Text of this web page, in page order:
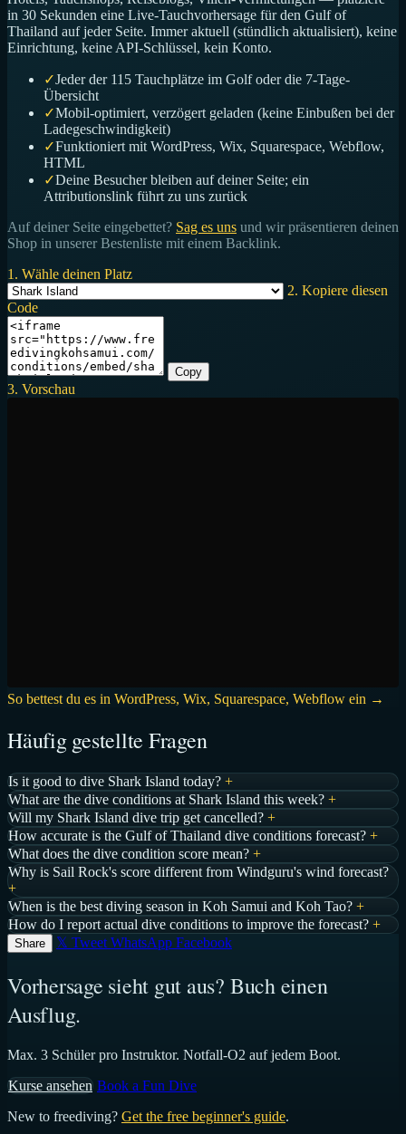
in 30 Sekunden eine Live-Tauchvorhersage für den Gulf of
Thailand auf jeder Seite. Immer aktuell (stündlich aktualisiert), keine
Einrichtung, keine API-Schlüssel, kein Konto.
✓Jeder der 115 Tauchplätze im Golf oder die 7-Tage-
Übersicht
✓Mobil-optimiert, verzögert geladen (keine Einbußen bei der
Ladegeschwindigkeit)
✓Funktioniert mit WordPress, Wix, Squarespace, Webflow,
HTML
✓Deine Besucher bleiben auf deiner Seite; ein
Attributionslink führt zu uns zurück
Auf deiner Seite eingebettet? Sag es uns und wir präsentieren deinen
Shop in unserer Bestenliste mit einem Backlink.
1. Wähle deinen Platz
2. Kopiere diesen
Code
Copy
3. Vorschau
So bettest du es in WordPress, Wix, Squarespace, Webflow ein →
Häufig gestellte Fragen
Is it good to dive Shark Island today? +
What are the dive conditions at Shark Island this week? +
Will my Shark Island dive trip get cancelled? +
How accurate is the Gulf of Thailand dive conditions forecast? +
What does the dive condition score mean? +
Why is Sail Rock's score different from Windguru's wind forecast?
+
When is the best diving season in Koh Samui and Koh Tao? +
How do I report actual dive conditions to improve the forecast? +
Share 𝕏 Tweet WhatsApp Facebook
Vorhersage sieht gut aus? Buch einen
Ausflug.
Max. 3 Schüler pro Instruktor. Notfall-O2 auf jedem Boot.
Kurse ansehen Book a Fun Dive
New to freediving? Get the free beginner's guide.